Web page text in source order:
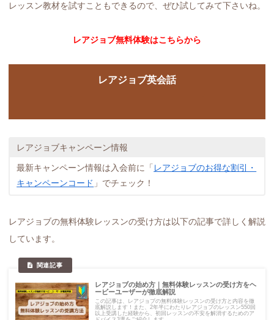
レッスン教材を試すこともできるので、ぜひ試してみて下さいね。
レアジョブ無料体験はこちらから
レアジョブ英会話
レアジョブキャンペーン情報
最新キャンペーン情報は入会前に「 レアジョブのお得な割引・
キャンペーンコード 」でチェック！
レアジョブの無料体験レッスンの受け方は以下の記事で詳しく解説
しています。
レアジョブの始め方｜無料体験レッスンの受け方をヘ
ービーユーザーが徹底解説
この記事は、レアジョブの無料体験レッスンの受け方と内容を徹
底解説します！また、2年半にわたりレアジョブのレッスン550回
以上受講した経験から、初回レッスンの不安を解消するためのア